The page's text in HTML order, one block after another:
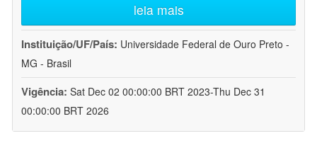
leia mais
Instituição/UF/País: Universidade Federal de Ouro Preto -
MG - Brasil
Vigência: Sat Dec 02 00:00:00 BRT 2023-Thu Dec 31
00:00:00 BRT 2026